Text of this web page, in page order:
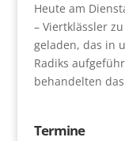
Heute am
– Viertklässler
geladen, das in
Radiks
behandelten
Termine